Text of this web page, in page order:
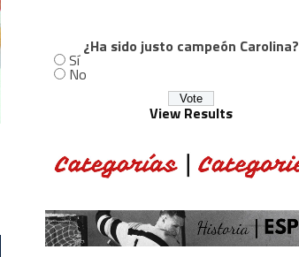
¿Ha sido justo campeón Carolina?
Sí
No
View Results